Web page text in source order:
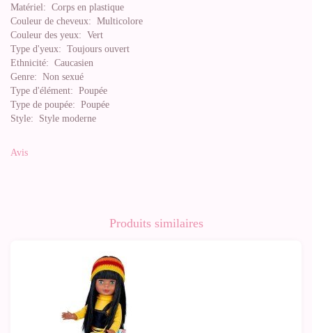
Matériel: Corps en plastique
Couleur de cheveux: Multicolore
Couleur des yeux: Vert
Type d'yeux: Toujours ouvert
Ethnicité: Caucasien
Genre: Non sexué
Type d'élément: Poupée
Type de poupée: Poupée
Style: Style moderne
Avis
Produits similaires